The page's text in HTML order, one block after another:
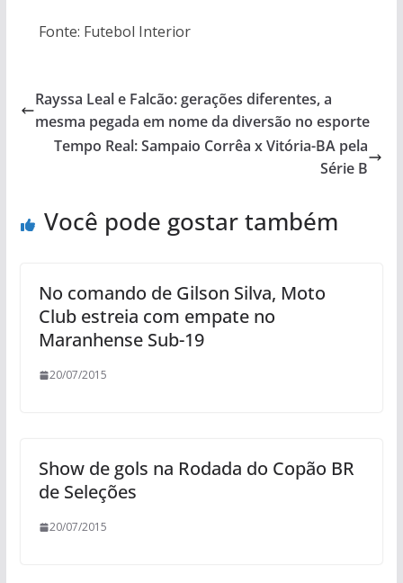
Fonte: Futebol Interior
Rayssa Leal e Falcão: gerações diferentes, a
mesma pegada em nome da diversão no esporte
Tempo Real: Sampaio Corrêa x Vitória-BA pela
Série B
Você pode gostar também
No comando de Gilson Silva, Moto
Club estreia com empate no
Maranhense Sub-19
20/07/2015
Show de gols na Rodada do Copão BR
de Seleções
20/07/2015